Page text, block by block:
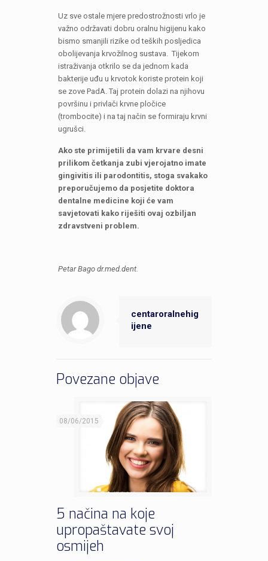
Uz sve ostale mjere predostrožnosti vrlo je
važno održavati dobru oralnu higijenu kako
bismo smanjili rizike od teških posljedica
obolijevanja krvožilnog sustava. Tijekom
istraživanja otkrilo se da jednom kada
bakterije uđu u krvotok koriste protein koji
se zove PadA. Taj protein dolazi na njihovu
površinu i privlači krvne pločice
(trombocite) i na taj način se formiraju krvni
ugrušci.
Ako ste primijetili da vam krvare desni
prilikom četkanja zubi vjerojatno imate
gingivitis ili parodontitis, stoga svakako
preporučujemo da posjetite doktora
dentalne medicine koji će vam
savjetovati kako riješiti ovaj ozbiljan
zdravstveni problem.
Petar Bago dr.med.dent.
centaroralnehig
ijene
Povezane objave
08/06/2015
5 načina na koje
upropaštavate svoj
osmijeh